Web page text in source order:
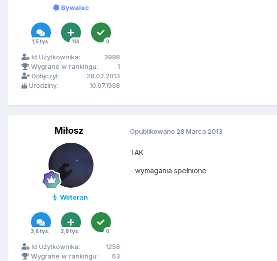
Bywalec
1,5 tys. 114 0
Id Użytkownika:
3998
Wygrane w rankingu:
1
Dołączył:
28.02.2013
Urodziny:
10.07.1998
Miłosz
Weteran
3,6 tys. 2,8 tys. 0
Id Użytkownika:
1258
Wygrane w rankingu:
63
Opublikowano 28 Marca 2013
TAK
- wymagania spełnione